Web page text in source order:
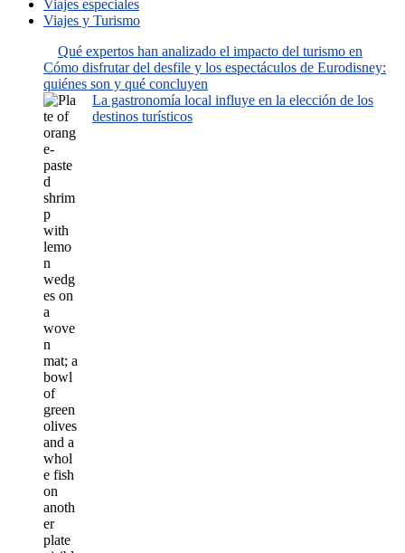
Viajes especiales
Viajes y Turismo
Qué expertos han analizado el impacto del turismo en
Cómo disfrutar del desfile y los espectáculos de Eurodisney:
quiénes son y qué concluyen
La gastronomía local influye en la elección de los
destinos turísticos